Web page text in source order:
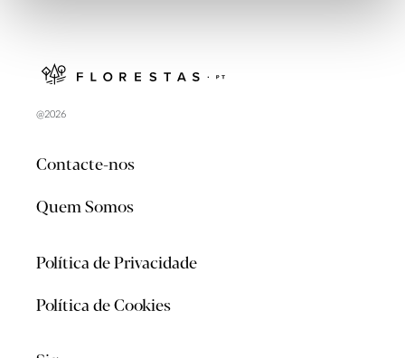
@2026
Contacte-nos
Quem Somos
Política de Privacidade
Política de Cookies